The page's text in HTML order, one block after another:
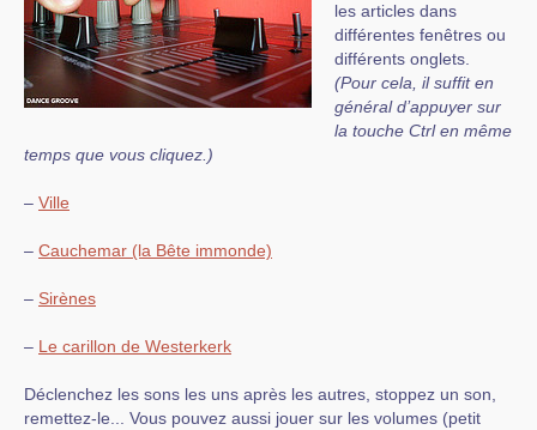
les articles dans
différentes fenêtres ou
différents onglets.
(Pour cela, il suffit en
général d’appuyer sur
la touche Ctrl en même
temps que vous cliquez.)
– Ville
– Cauchemar (la Bête immonde)
– Sirènes
– Le carillon de Westerkerk
Déclenchez les sons les uns après les autres, stoppez un son,
remettez-le... Vous pouvez aussi jouer sur les volumes (petit